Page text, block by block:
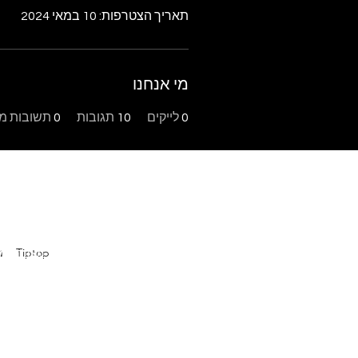
תאריך הצטרפות: 10 במאי 2024
מי אנחנו
0לייקים 10 תגובות 0 תשובות
Tiptop
בר מצווה